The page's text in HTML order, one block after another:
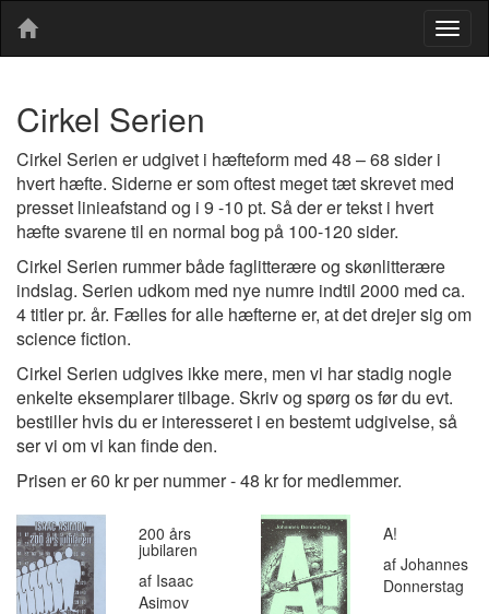
Cirkel Serien
Cirkel Serien er udgivet i hæfteform med 48 – 68 sider i
hvert hæfte. Siderne er som oftest meget tæt skrevet med
presset linieafstand og i 9 -10 pt. Så der er tekst i hvert
hæfte svarene til en normal bog på 100-120 sider.
Cirkel Serien rummer både faglitterære og skønlitterære
indslag. Serien udkom med nye numre indtil 2000 med ca.
4 titler pr. år. Fælles for alle hæfterne er, at det drejer sig om
science fiction.
Cirkel Serien udgives ikke mere, men vi har stadig nogle
enkelte eksemplarer tilbage. Skriv og spørg os før du evt.
bestiller hvis du er interesseret i en bestemt udgivelse, så
ser vi om vi kan finde den.
Prisen er 60 kr per nummer - 48 kr for medlemmer.
200 års
jubilaren
af Isaac
Asimov
A!
af Johannes
Donnerstag